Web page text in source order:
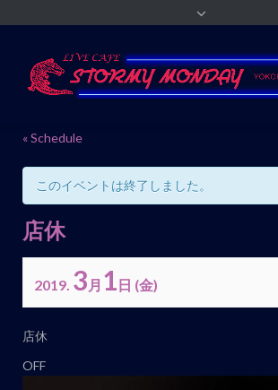
« Schedule
このイベントは終了しました。
店休
2019. 3 月 1日 (金)
イ
ン
店休
OFF